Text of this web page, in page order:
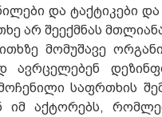
და ტაქტიკები და
არ შეექმნას
მომუშავე
ავრცელებენ
საფრთხის
იმ აქტორებს,